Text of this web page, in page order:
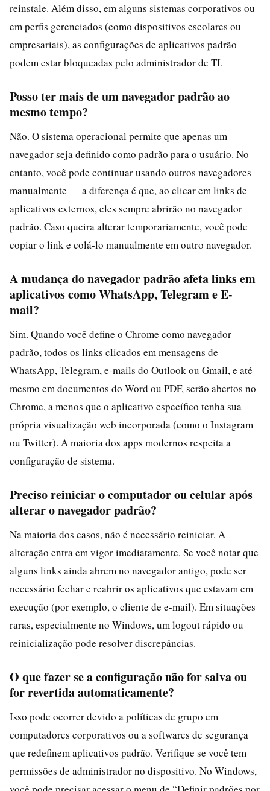
reinstale. Além disso, em alguns sistemas corporativos ou
em perfis gerenciados (como dispositivos escolares ou
empresariais), as configurações de aplicativos padrão
podem estar bloqueadas pelo administrador de TI.
Posso ter mais de um navegador padrão ao
mesmo tempo?
Não. O sistema operacional permite que apenas um
navegador seja definido como padrão para o usuário. No
entanto, você pode continuar usando outros navegadores
manualmente — a diferença é que, ao clicar em links de
aplicativos externos, eles sempre abrirão no navegador
padrão. Caso queira alterar temporariamente, você pode
copiar o link e colá-lo manualmente em outro navegador.
A mudança do navegador padrão afeta links em
aplicativos como WhatsApp, Telegram e E-
mail?
Sim. Quando você define o Chrome como navegador
padrão, todos os links clicados em mensagens de
WhatsApp, Telegram, e-mails do Outlook ou Gmail, e até
mesmo em documentos do Word ou PDF, serão abertos no
Chrome, a menos que o aplicativo específico tenha sua
própria visualização web incorporada (como o Instagram
ou Twitter). A maioria dos apps modernos respeita a
configuração de sistema.
Preciso reiniciar o computador ou celular após
alterar o navegador padrão?
Na maioria dos casos, não é necessário reiniciar. A
alteração entra em vigor imediatamente. Se você notar que
alguns links ainda abrem no navegador antigo, pode ser
necessário fechar e reabrir os aplicativos que estavam em
execução (por exemplo, o cliente de e-mail). Em situações
raras, especialmente no Windows, um logout rápido ou
reinicialização pode resolver discrepâncias.
O que fazer se a configuração não for salva ou
for revertida automaticamente?
Isso pode ocorrer devido a políticas de grupo em
computadores corporativos ou a softwares de segurança
que redefinem aplicativos padrão. Verifique se você tem
permissões de administrador no dispositivo. No Windows,